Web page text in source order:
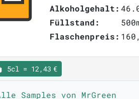
Alkoholgehalt:
Füllstand:
Flaschenpreis:
5cl = 12,43 €
Samples von MrGreen